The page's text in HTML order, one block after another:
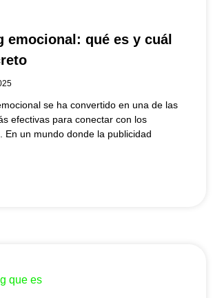
emocional: qué es y cuál
se ha convertido en una de las
efectivas para conectar con los
En un mundo donde la publicidad